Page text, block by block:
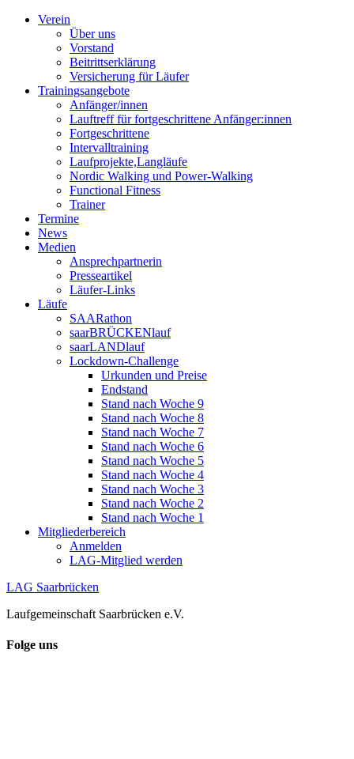
Verein
Über uns
Vorstand
Beitrittserklärung
Versicherung für Läufer
Trainingsangebote
Anfänger/innen
Lauftreff für fortgeschrittene Anfänger:innen
Fortgeschrittene
Intervalltraining
Laufprojekte,Langläufe
Nordic Walking und Power-Walking
Functional Fitness
Trainer
Termine
News
Medien
Ansprechpartnerin
Presseartikel
Läufer-Links
Läufe
SAARathon
saarBRÜCKENlauf
saarLANDlauf
Lockdown-Challenge
Urkunden und Preise
Endstand
Stand nach Woche 9
Stand nach Woche 8
Stand nach Woche 7
Stand nach Woche 6
Stand nach Woche 5
Stand nach Woche 4
Stand nach Woche 3
Stand nach Woche 2
Stand nach Woche 1
Mitgliederbereich
Anmelden
LAG-Mitglied werden
LAG Saarbrücken
Laufgemeinschaft Saarbrücken e.V.
Folge uns